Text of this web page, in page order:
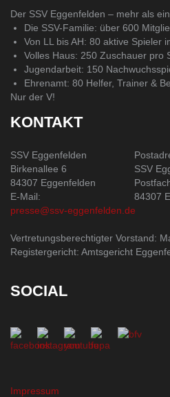
Der SSV Eggenfelden – mehr als
Die SSV-Familie: über 600
Von LL bis AH: 80 aktive Spieler
Volles Haus: 250 Zuschauer pro
Jugendarbeit: 150
Ehrenamt: 80 Helfer, Trainer &
Nur der V!
KONTAKT
SSV Eggenfelden
Birkenallee 6
84307 Eggenfelden
E-Mail:
presse@ssv-eggenfelden.de
SSV
84307
Vertretungsberechtigter Vorstand:
Registergericht: Amtsgericht
SOCIAL
Impressum